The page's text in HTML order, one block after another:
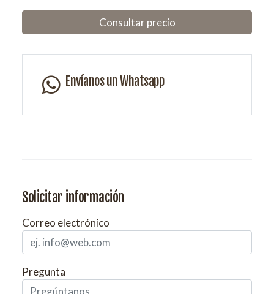
Consultar precio
Envíanos un Whatsapp
Solicitar información
Correo electrónico
Pregunta